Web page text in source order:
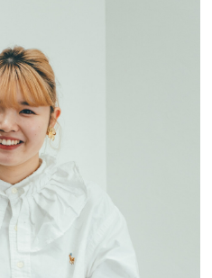
スタイリスト」を目